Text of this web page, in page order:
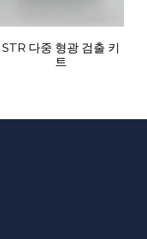
STR 다중 형광 검출 키
트